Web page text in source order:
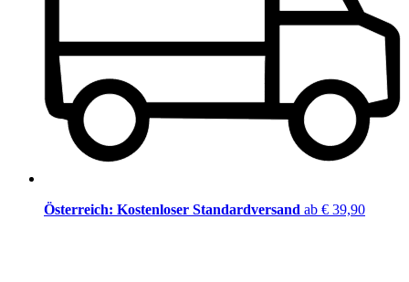
Österreich: Kostenloser Standardversand ab € 39,90